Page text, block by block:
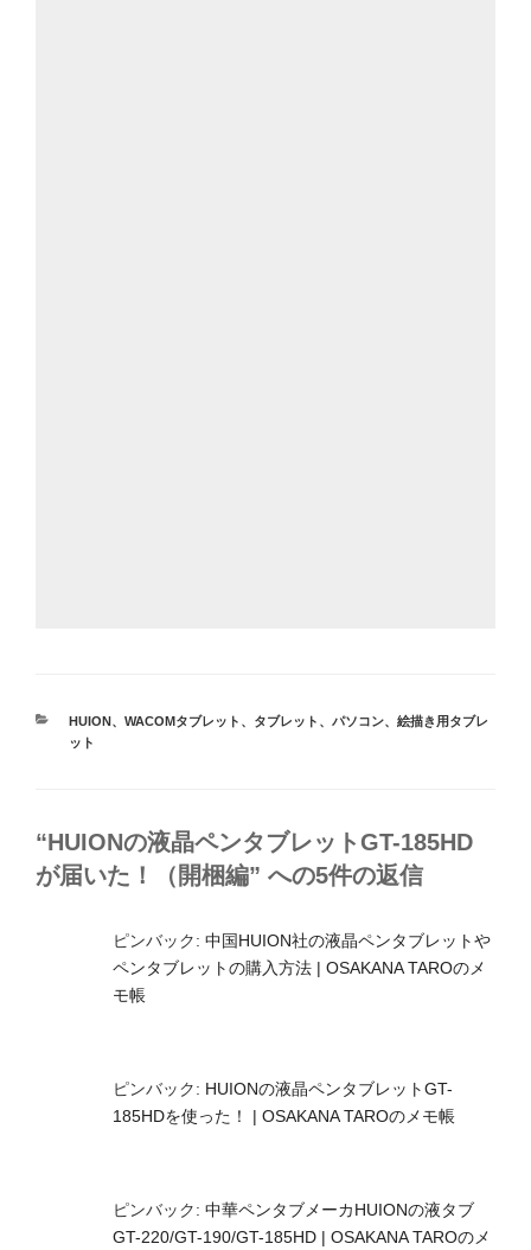
カ
テ
HUION 、 WACOMタブレット 、 タブレット 、 パソコン、 絵描き用タブレ
ット
“HUIONの液晶ペンタブレットGT-185HD
が届いた！（開梱編” への5件の返信
ピンバック: 中国HUION社の液晶ペンタブレットや
ペンタブレットの購入方法 | OSAKANA TAROのメ
モ帳
ピンバック: HUIONの液晶ペンタブレットGT-
185HDを使った！ | OSAKANA TAROのメモ帳
ピンバック: 中華ペンタブメーカHUIONの液タブ
GT-220/GT-190/GT-185HD | OSAKANA TAROのメ